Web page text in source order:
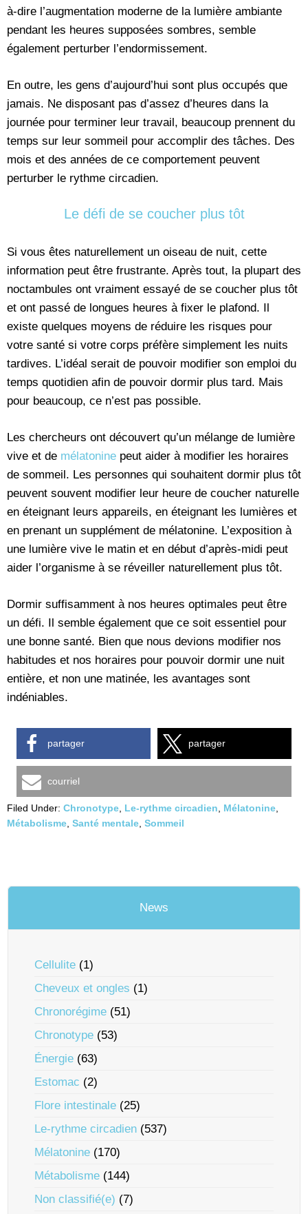
à-dire l’augmentation moderne de la lumière ambiante
pendant les heures supposées sombres, semble
également perturber l’endormissement.
En outre, les gens d’aujourd’hui sont plus occupés que
jamais. Ne disposant pas d’assez d’heures dans la
journée pour terminer leur travail, beaucoup prennent du
temps sur leur sommeil pour accomplir des tâches. Des
mois et des années de ce comportement peuvent
perturber le rythme circadien.
Le défi de se coucher plus tôt
Si vous êtes naturellement un oiseau de nuit, cette
information peut être frustrante. Après tout, la plupart des
noctambules ont vraiment essayé de se coucher plus tôt
et ont passé de longues heures à fixer le plafond. Il
existe quelques moyens de réduire les risques pour
votre santé si votre corps préfère simplement les nuits
tardives. L’idéal serait de pouvoir modifier son emploi du
temps quotidien afin de pouvoir dormir plus tard. Mais
pour beaucoup, ce n’est pas possible.
Les chercheurs ont découvert qu’un mélange de lumière
vive et de mélatonine peut aider à modifier les horaires
de sommeil. Les personnes qui souhaitent dormir plus tôt
peuvent souvent modifier leur heure de coucher naturelle
en éteignant leurs appareils, en éteignant les lumières et
en prenant un supplément de mélatonine. L’exposition à
une lumière vive le matin et en début d’après-midi peut
aider l’organisme à se réveiller naturellement plus tôt.
Dormir suffisamment à nos heures optimales peut être
un défi. Il semble également que ce soit essentiel pour
une bonne santé. Bien que nous devions modifier nos
habitudes et nos horaires pour pouvoir dormir une nuit
entière, et non une matinée, les avantages sont
indéniables.
partager partager
courriel
Filed Under: Chronotype Le-rythme circadien Mélatonine
Métabolisme Santé mentale Sommeil
News
Cellulite (1)
Cheveux et ongles (1)
Chronorégime (51)
Chronotype (53)
Énergie (63)
Estomac (2)
Flore intestinale (25)
Le-rythme circadien (537)
Mélatonine (170)
Métabolisme (144)
Non classifié(e) (7)